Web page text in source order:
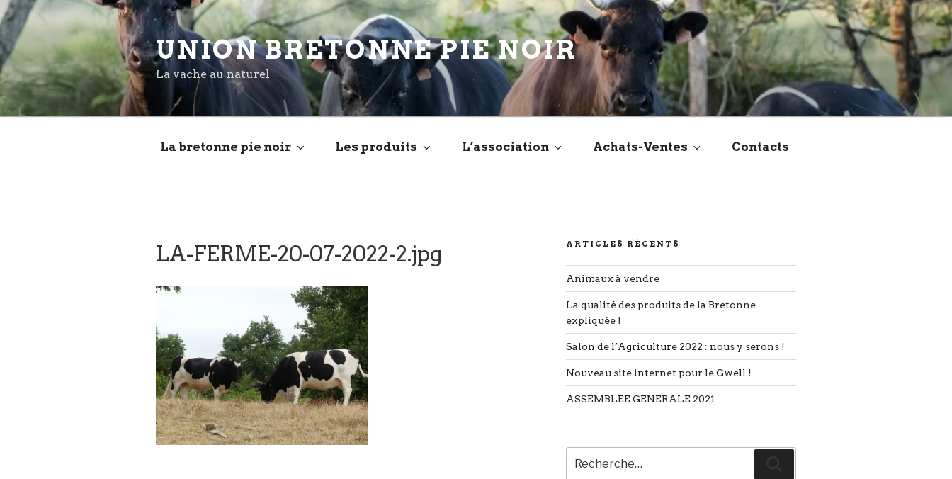
Aller
au
contenu
principal
UNION BRETONNE PIE NOIR
La vache au naturel
La bretonne pie noir Les produits L’association Achats-Ventes Contacts
LA-FERME-20-07-2022-2.jpg ARTICLES RÉCENTS
Animaux à vendre
La qualité des produits de la Bretonne
expliquée !
Salon de l’Agriculture 2022 : nous y serons !
Nouveau site internet pour le Gwell !
ASSEMBLEE GENERALE 2021
pour